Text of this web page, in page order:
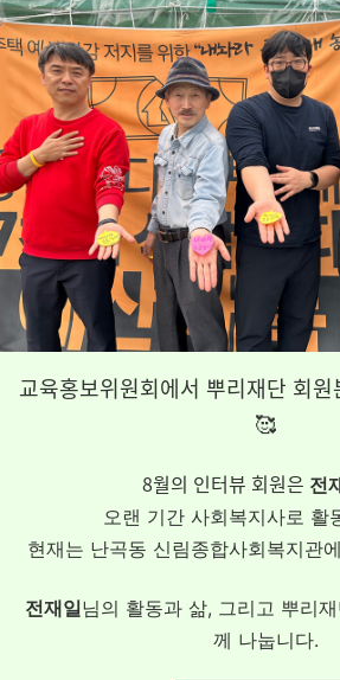
교육홍보위원회에서 뿌리재단 회
🥰
8월의 인터뷰 회원은 전
오랜 기간 사회복지사로 활
현재는 난곡동 신림종합사회복지관
전재일님의 활동과 삶, 그리고 뿌리
께 나눕니다.